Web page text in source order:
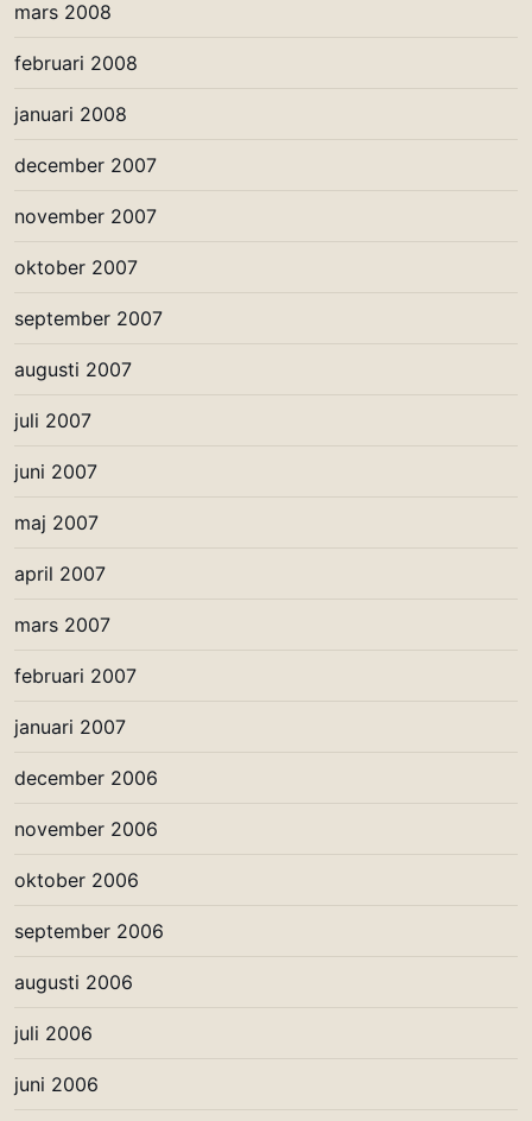
mars 2008
februari 2008
januari 2008
december 2007
november 2007
oktober 2007
september 2007
augusti 2007
juli 2007
juni 2007
maj 2007
april 2007
mars 2007
februari 2007
januari 2007
december 2006
november 2006
oktober 2006
september 2006
augusti 2006
juli 2006
juni 2006